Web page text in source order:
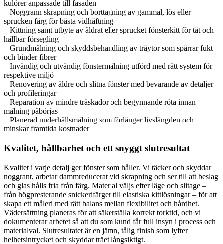
kulörer anpassade till fasaden
– Noggrann skrapning och borttagning av gammal, lös eller
sprucken färg för bästa vidhäftning
– Kittning samt utbyte av åldrat eller sprucket fönsterkitt för tät och
hållbar försegling
– Grundmålning och skyddsbehandling av träytor som spärrar fukt
och binder fibrer
– Invändig och utvändig fönstermålning utförd med rätt system för
respektive miljö
– Renovering av äldre och slitna fönster med bevarande av detaljer
och profileringar
– Reparation av mindre träskador och begynnande röta innan
målning påbörjas
– Planerad underhållsmålning som förlänger livslängden och
minskar framtida kostnader
Kvalitet, hållbarhet och ett snyggt slutresultat
Kvalitet i varje detalj ger fönster som håller. Vi täcker och skyddar
noggrant, arbetar dammreducerat vid skrapning och ser till att beslag
och glas hålls fria från färg. Material väljs efter läge och slitage –
från högpresterande snickerifärger till elastiska kittlösningar – för att
skapa ett måleri med rätt balans mellan flexibilitet och hårdhet.
Vädersättning planeras för att säkerställa korrekt torktid, och vi
dokumenterar arbetet så att du som kund får full insyn i process och
materialval. Slutresultatet är en jämn, tålig finish som lyfter
helhetsintrycket och skyddar träet långsiktigt.